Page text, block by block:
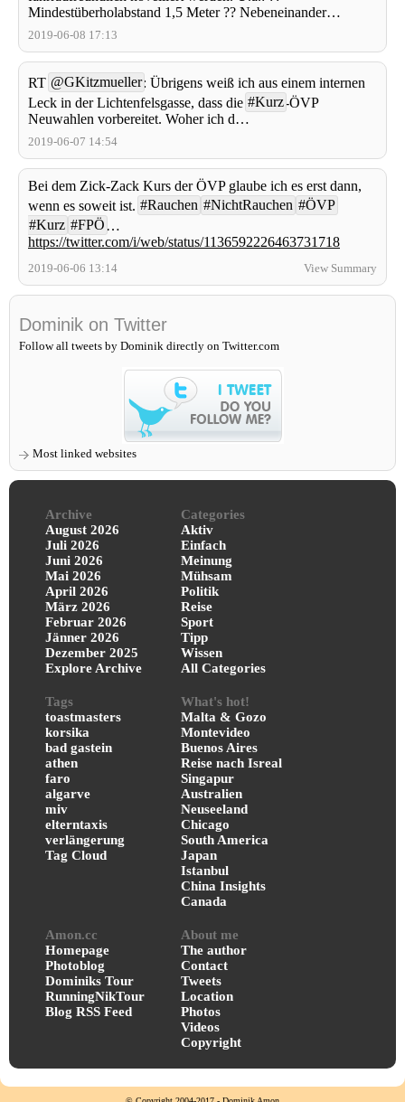
Mindestüberholabstand 1,5 Meter ?? Nebeneinander…
2019-06-08 17:13
RT @GKitzmueller: Übrigens weiß ich aus einem internen
Leck in der Lichtenfelsgasse, dass die #Kurz-ÖVP
Neuwahlen vorbereitet. Woher ich d…
2019-06-07 14:54
Bei dem Zick-Zack Kurs der ÖVP glaube ich es erst dann,
wenn es soweit ist. #Rauchen #NichtRauchen #ÖVP
#Kurz #FPÖ …
https://twitter.com/i/web/status/1136592226463731718
2019-06-06 13:14 View Summary
Dominik on Twitter
Follow all tweets by Dominik directly on Twitter.com
Most linked websites
Archive
August 2026
Juli 2026
Juni 2026
Mai 2026
April 2026
März 2026
Februar 2026
Jänner 2026
Dezember 2025
Explore Archive
Categories
Aktiv
Einfach
Meinung
Mühsam
Politik
Reise
Sport
Tipp
Wissen
All Categories
Tags
toastmasters
korsika
bad gastein
athen
faro
algarve
miv
elterntaxis
verlängerung
Tag Cloud
What's hot!
Malta & Gozo
Montevideo
Buenos Aires
Reise nach Isreal
Singapur
Australien
Neuseeland
Chicago
South America
Japan
Istanbul
China Insights
Canada
Amon.cc
Homepage
Photoblog
Dominiks Tour
RunningNikTour
Blog RSS Feed
About me
The author
Contact
Tweets
Location
Photos
Videos
Copyright